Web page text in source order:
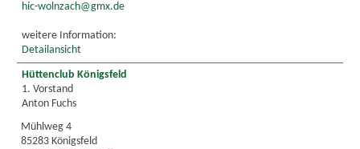
hic-wolnzach@gmx.de
weitere Information:
Detailansicht
Hüttenclub Königsfeld
1. Vorstand
Anton Fuchs
Mühlweg 4
85283 Königsfeld